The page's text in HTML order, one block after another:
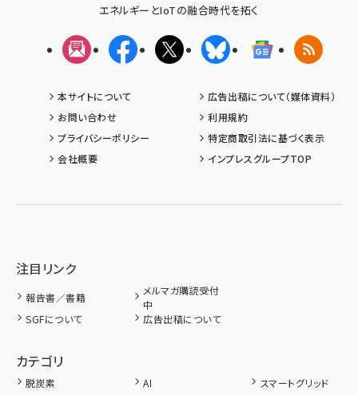
エネルギーとIoTの融合時代を拓く
メルマガFacebookX(エックス)BlueskyGoogleニュ
RSS
本サイトについて
広告出稿について（媒体資料）
お問い合わせ
利用規約
プライバシーポリシー
特定商取引法に基づく表示
会社概要
インプレスグループTOP
注目リンク
報告書／書籍
メルマガ購読受付
中
SGFについて
広告出稿について
カテゴリ
脱炭素 AI
スマートグリッド